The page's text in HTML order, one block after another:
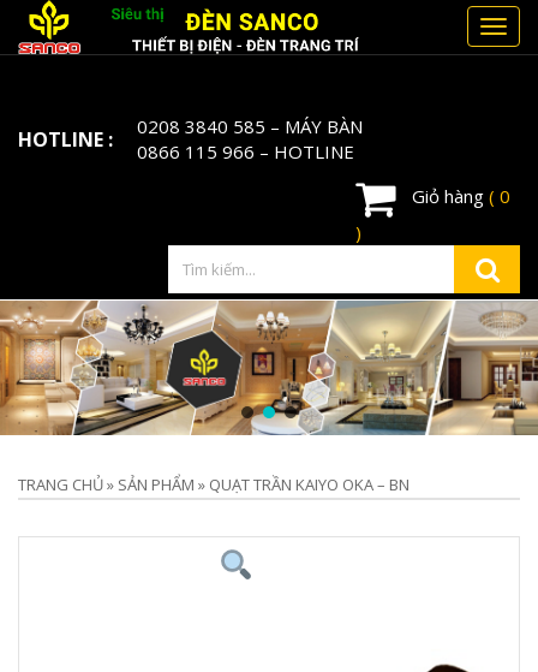
HOTLINE : 0208 3840 585 – MÁY BÀN
0866 115 966 – HOTLINE
Giỏ hàng ( 0
)
TRANG CHỦ» SẢN PHẨM » QUẠT TRẦN KAIYO OKA – BN